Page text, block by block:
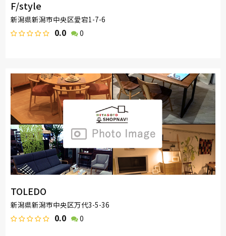
F/style
新潟県新潟市中央区愛宕1-7-6
0.0 0
TOLEDO
新潟県新潟市中央区万代3-5-36
0.0 0